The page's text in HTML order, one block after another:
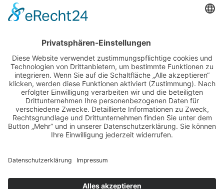
burlesque cuba special
girls & legendary us-cars kalender golden oldies
helge thomsen kalender kalender 2021 kalender 2022
kalender releaseparty livestream magazin modern pin-up
monatskalender neuerscheinungen oberhafen oldtimer
oldtimertreffen paula walks peter lemke
pin-up modelcontest print-magazin referenzen
schwarz-weiß fotografie street magazine sway books
tüv hanse gmbh us-cars
veranstaltungen weihnachten weihnachtsfeier